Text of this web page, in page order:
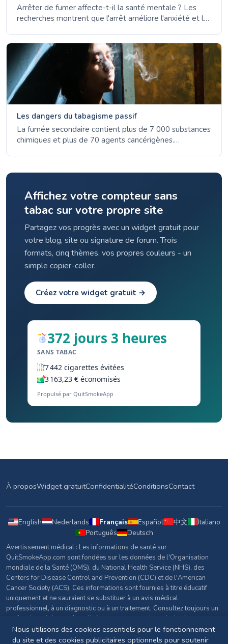
Arrêter de fumer affecte-t-il la santé mentale ? Les
recherches montrent que l'arrêt améliore l'anxiété et la
Les dangers du tabagisme passif
La fumée secondaire contient plus de 7 000 substances
chimiques et plus de 70 agents cancérigènes.
pourquoi il n'existe aucun niveau d'exposition sans
Affichez votre compteur sans
tabac sur votre propre site
Partagez vos progrès avec un widget gratuit pour
votre blog, site ou signature de forum. Trois
formats, cinq thèmes, vos propres couleurs - un
simple copier-coller.
Créez votre widget gratuit →
372 jours 3 heures
SANS TABAC
7 442 cigarettes évitées
3 163,23 € économisés
Propulsé par QuitSmokeApp
À proposWidget gratuitConfidentialitéConditionsContact
English Nederlands Français Español 中文
Italiano
Português
Deutsch
Avertissement médical : Les informations de santé sur
QuitSmokeApp.com sont fondées sur les données de l'Organisation
mondiale de la Santé (OMS), du National Health Service (NHS), des
Centers for Disease Control and Prevention (CDC) et de l'American
Cancer Society (ACS). Ces informations sont fournies à titre éducatif
uniquement et ne sauraient se substituer à un avis médical
professionnel, à un diagnostic ou à un traitement. Consultez toujours un
professionnel de santé qualifié pour toute question relative à votre
santé.
Nous utilisons des cookies essentiels pour le fonctionnement
du site et des cookies publicitaires optionnels pour soutenir